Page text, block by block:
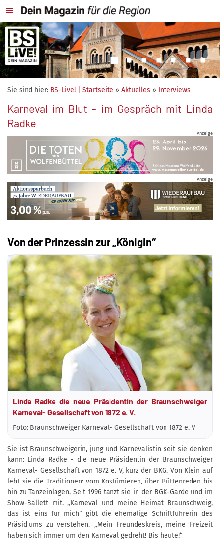
Sie sind hier: BS-Live! | Startseite » Aktuelles » Interviews
Karneval im Blut - im Gespräch mit Linda
Radke
Anzeige
Anzeige
Von der Prinzessin zur „Königin“
Linda Radke die neue Präsidentin der Braunschweiger
Karneval- Gesellschaft von 1872 e. V.
Foto: Braunschweiger Karneval- Gesellschaft von 1872 e. V
Sie ist Braunschweigerin, jung und Karnevalistin seit sie denken
kann: Linda Radke - die neue Präsidentin der Braunschweiger
Karneval- Gesellschaft von 1872 e. V, kurz der BKG. Von Klein auf
lebt sie die Traditionen: vom Kostümieren, über Büttenreden bis
hin zu Tanzeinlagen. Seit 1996 tanzt sie in der BGK-Garde und im
Show-Ballett mit. „Karneval und meine Heimat Braunschweig,
das ist eins für mich“ gibt die ehemalige Schriftführerin des
Präsidiums zu verstehen. „Mein Freundeskreis, meine Freizeit
haben sich immer um den Karneval gedreht! Bis heute!“